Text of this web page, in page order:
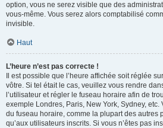
option, vous ne serez visible que des
vous-même. Vous serez alors comptabilisé
invisible.
Haut
L’heure n’est pas correcte !
Il est possible que l’heure affichée soit réglée
vôtre. Si tel était le cas, veuillez vous rendre
l’utilisateur et régler le fuseau horaire afin de
exemple Londres, Paris, New York, Sydney,
du fuseau horaire, comme la plupart des autres
qu’aux utilisateurs inscrits. Si vous n’êtes pas